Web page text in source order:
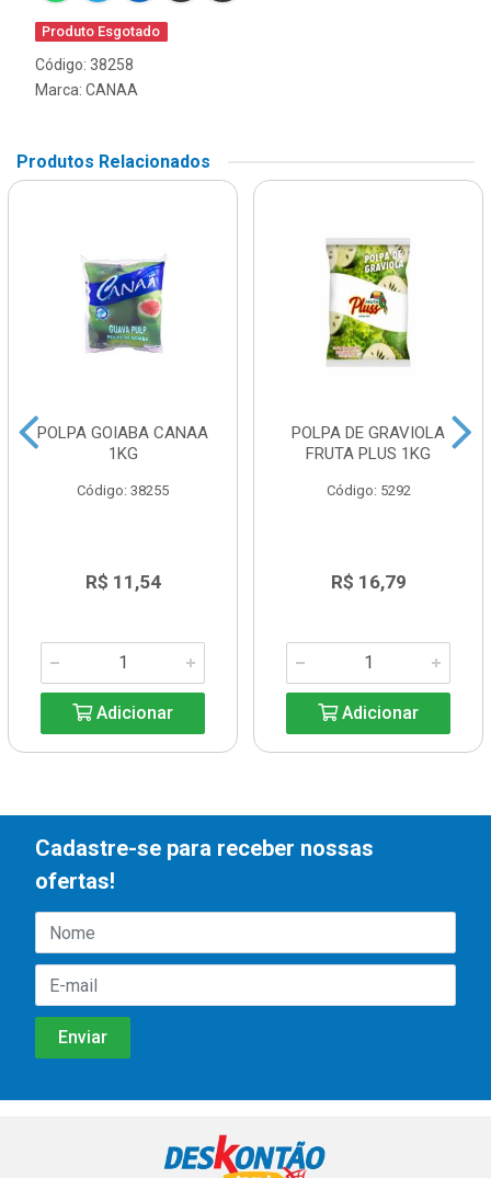
Produto Esgotado
Código: 38258
Marca: CANAA
Produtos Relacionados
POLPA GOIABA CANAA
1KG
Código: 38255
R$ 11,54
Adicionar
POLPA DE GRAVIOLA
FRUTA PLUS 1KG
Código: 5292
R$ 16,79
Adicionar
Cadastre-se para receber nossas
ofertas!